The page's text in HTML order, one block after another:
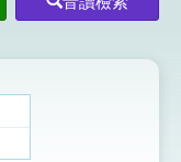
搜
搜
鍵
圖